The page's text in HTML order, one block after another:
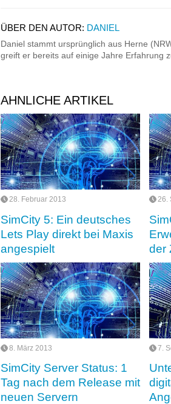
ÜBER DEN AUTOR: DANIEL
Daniel stammt ursprünglich aus Herne
greift er bereits auf einige Jahre Erfahrung
AHNLICHE ARTIKEL
28. Februar 2013
SimCity 5: Ein deutsches
Lets Play direkt bei Maxis
angespielt
26.
der
8. März 2013
SimCity Server Status: 1
Tag nach dem Release mit
neuen Servern
7.